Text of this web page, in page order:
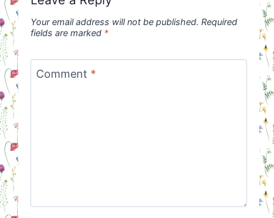
Your email address will not be published. Required
fields are marked *
Comment *